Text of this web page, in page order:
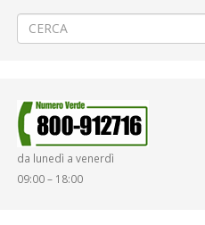
da lunedì a venerdì
09:00 – 18:00